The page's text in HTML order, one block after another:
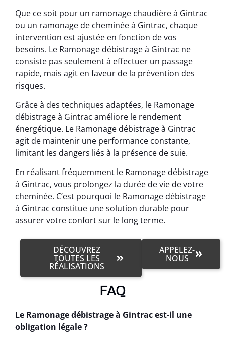
Que ce soit pour un ramonage chaudière à Gintrac
ou un ramonage de cheminée à Gintrac, chaque
intervention est ajustée en fonction de vos
besoins. Le Ramonage débistrage à Gintrac ne
consiste pas seulement à effectuer un passage
rapide, mais agit en faveur de la prévention des
risques.
Grâce à des techniques adaptées, le Ramonage
débistrage à Gintrac améliore le rendement
énergétique. Le Ramonage débistrage à Gintrac
agit de maintenir une performance constante,
limitant les dangers liés à la présence de suie.
En réalisant fréquemment le Ramonage débistrage
à Gintrac, vous prolongez la durée de vie de votre
cheminée. C’est pourquoi le Ramonage débistrage
à Gintrac constitue une solution durable pour
assurer votre confort sur le long terme.
DÉCOUVREZ
TOUTES LES
RÉALISATIONS
APPELEZ-
NOUS
FAQ
Le Ramonage débistrage à Gintrac est-il une
obligation légale ?